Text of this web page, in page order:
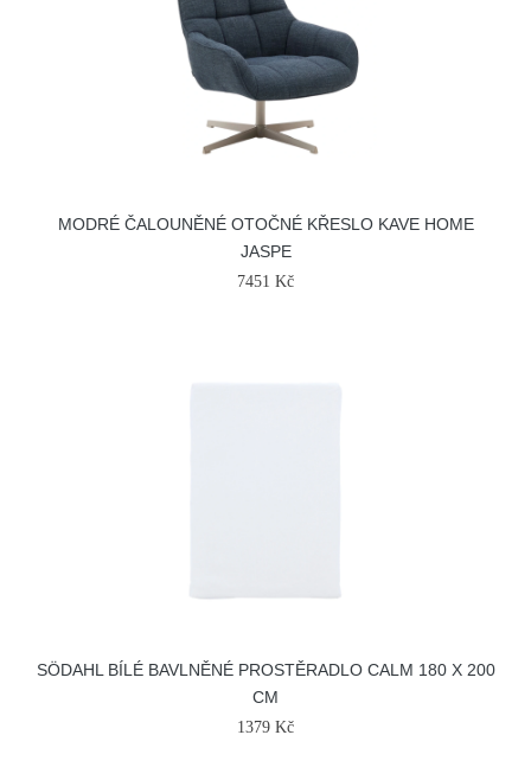
MODRÉ ČALOUNĚNÉ OTOČNÉ KŘESLO KAVE HOME
JASPE
7451 Kč
SÖDAHL BÍLÉ BAVLNĚNÉ PROSTĚRADLO CALM 180 X 200
CM
1379 Kč